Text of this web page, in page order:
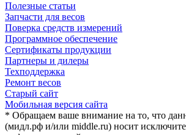
Полезные статьи
Запчасти для весов
Поверка средств измерений
Программное обеспечение
Сертификаты продукции
Партнеры и дилеры
Техподдержка
Ремонт весов
Старый сайт
Мобильная версия сайта
* Обращаем ваше внимание на то, что
(мидл.рф и/или middle.ru) носит